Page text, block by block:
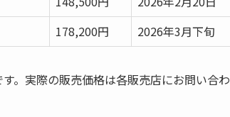
178,200円 2026年3月下旬
。実際の販売価格は各販売店にお問い合わ